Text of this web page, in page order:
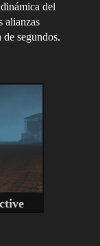
del
alianzas
segundos.